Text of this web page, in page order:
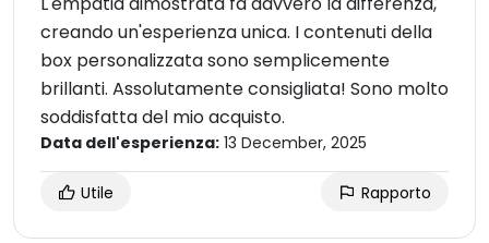
creando un'esperienza unica. I contenuti della
box personalizzata sono semplicemente
brillanti. Assolutamente consigliata! Sono molto
soddisfatta del mio acquisto.
Data dell'esperienza: 13 December, 2025
Utile Rapporto